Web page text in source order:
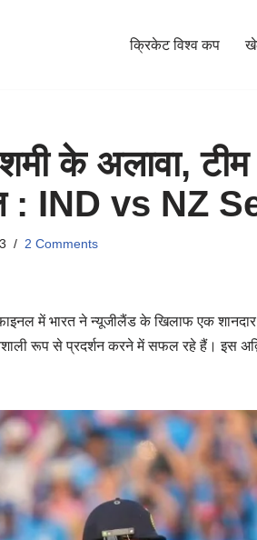
क्रिकेट विश्व कप
के अलावा, टीम
: IND vs NZ
2 Comments
में भारत ने न्यूजीलैंड के खिलाफ एक शानदार
रूप से प्रदर्शन करने में सफल रहे हैं। इस